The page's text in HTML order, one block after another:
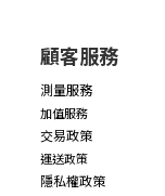
顧客服務
測量服務
加值服務
交易政策
運送政策
隱私權政策